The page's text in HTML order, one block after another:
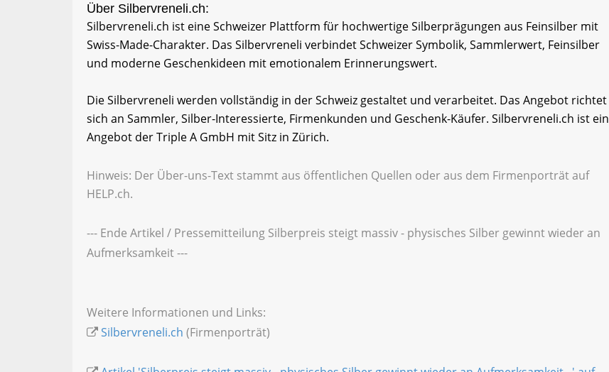
Über Silbervreneli.ch:
Silbervreneli.ch ist eine Schweizer Plattform für hochwertige Silberprägungen aus Feinsilber mit
Swiss-Made-Charakter. Das Silbervreneli verbindet Schweizer Symbolik, Sammlerwert, Feinsilber
und moderne Geschenkideen mit emotionalem Erinnerungswert.
Die Silbervreneli werden vollständig in der Schweiz gestaltet und verarbeitet. Das Angebot richtet
sich an Sammler, Silber-Interessierte, Firmenkunden und Geschenk-Käufer. Silbervreneli.ch ist ein
Angebot der Triple A GmbH mit Sitz in Zürich.
Hinweis: Der Über-uns-Text stammt aus öffentlichen Quellen oder aus dem Firmenporträt auf
HELP.ch.
--- Ende Artikel / Pressemitteilung Silberpreis steigt massiv - physisches Silber gewinnt wieder an
Aufmerksamkeit ---
Weitere Informationen und Links:
Silbervreneli.ch (Firmenporträt)